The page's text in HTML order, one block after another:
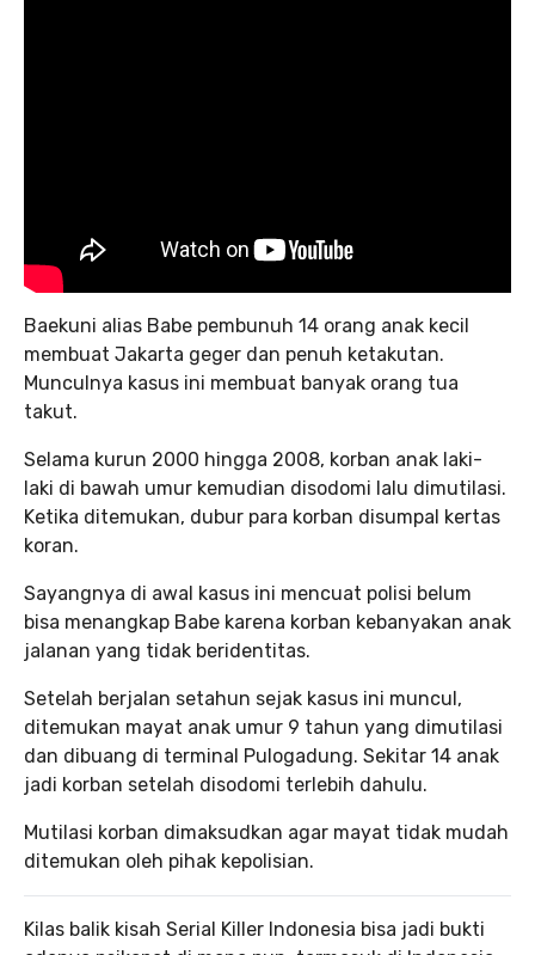
Baekuni alias Babe pembunuh 14 orang anak kecil
membuat Jakarta geger dan penuh ketakutan.
Munculnya kasus ini membuat banyak orang tua
takut.
Selama kurun 2000 hingga 2008, korban anak laki-
laki di bawah umur kemudian disodomi lalu dimutilasi.
Ketika ditemukan, dubur para korban disumpal kertas
koran.
Sayangnya di awal kasus ini mencuat polisi belum
bisa menangkap Babe karena korban kebanyakan anak
jalanan yang tidak beridentitas.
Setelah berjalan setahun sejak kasus ini muncul,
ditemukan mayat anak umur 9 tahun yang dimutilasi
dan dibuang di terminal Pulogadung. Sekitar 14 anak
jadi korban setelah disodomi terlebih dahulu.
Mutilasi korban dimaksudkan agar mayat tidak mudah
ditemukan oleh pihak kepolisian.
Kilas balik kisah Serial Killer Indonesia bisa jadi bukti